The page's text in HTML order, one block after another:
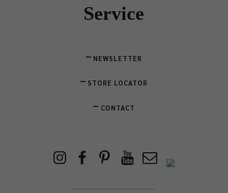
Service
NEWSLETTER
STORE LOCATOR
CONTACT